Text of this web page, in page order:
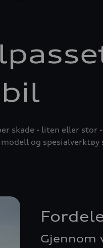
bil
skade - liten eller stor
og spesialverktøy
Gjennom